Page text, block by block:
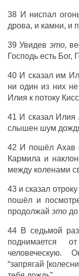
38 И ниспал
дрова, и камни, и
39 Увидев это,
Господь есть Бог,
40 И сказал им
ни один из них
Илия к потоку
41 И сказал Илия
слышен шум
42 И пошёл Ахав
Кармила и
между коленами
43 и сказал
пошёл и
продолжай этодо
44 В седьмой
поднимается
человеческую.
“запрягай